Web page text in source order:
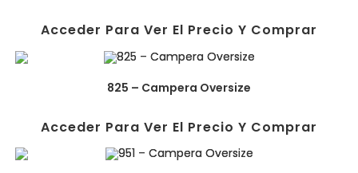
Acceder Para Ver El Precio Y Comprar
825 – Campera Oversize
Acceder Para Ver El Precio Y Comprar